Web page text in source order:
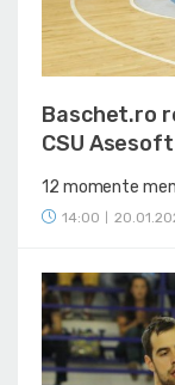
Baschet.ro
CSU
12 momente
14:00